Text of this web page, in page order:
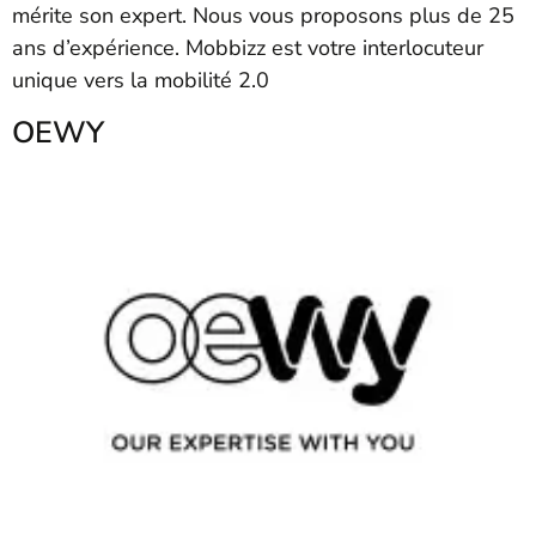
mérite son expert. Nous vous proposons plus de 25
ans d’expérience. Mobbizz est votre interlocuteur
unique vers la mobilité 2.0
OEWY